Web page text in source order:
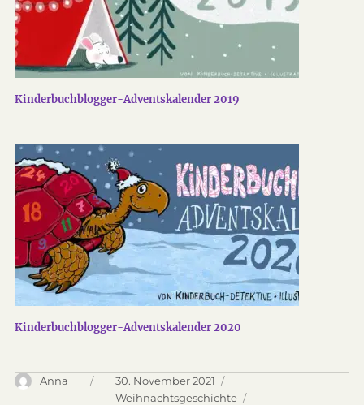
Kinderbuchblogger-Adventskalender 2019
Kinderbuchblogger-Adventskalender 2020
Autor
Anna
Veröffentlicht
am
30. November 2021
Kategorien
Weihnachtsgeschichte